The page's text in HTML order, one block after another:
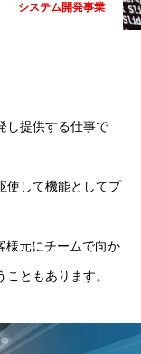
システム開発事業
し提供する仕事で
使して機能としてプ
様元にチームで向か
ともあります。